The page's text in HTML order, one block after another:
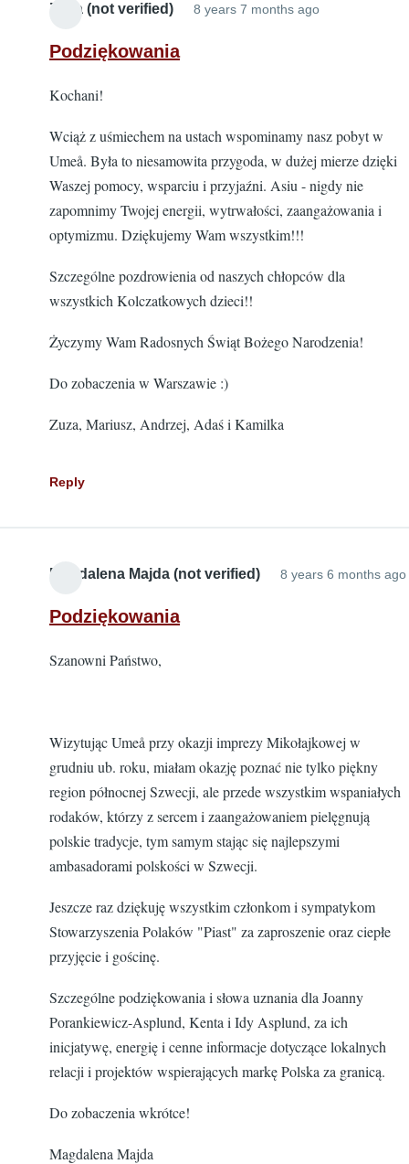
Zuza (not verified) 8 years 7 months ago
Podziękowania
Kochani!
Wciąż z uśmiechem na ustach wspominamy nasz pobyt w
Umeå. Była to niesamowita przygoda, w dużej mierze dzięki
Waszej pomocy, wsparciu i przyjaźni. Asiu - nigdy nie
zapomnimy Twojej energii, wytrwałości, zaangażowania i
optymizmu. Dziękujemy Wam wszystkim!!!
Szczególne pozdrowienia od naszych chłopców dla
wszystkich Kolczatkowych dzieci!!
Życzymy Wam Radosnych Świąt Bożego Narodzenia!
Do zobaczenia w Warszawie :)
Zuza, Mariusz, Andrzej, Adaś i Kamilka
Reply
Magdalena Majda (not verified) 8 years 6 months ago
Podziękowania
Szanowni Państwo,
Wizytując Umeå przy okazji imprezy Mikołajkowej w
grudniu ub. roku, miałam okazję poznać nie tylko piękny
region północnej Szwecji, ale przede wszystkim wspaniałych
rodaków, którzy z sercem i zaangażowaniem pielęgnują
polskie tradycje, tym samym stając się najlepszymi
ambasadorami polskości w Szwecji.
Jeszcze raz dziękuję wszystkim członkom i sympatykom
Stowarzyszenia Polaków "Piast" za zaproszenie oraz ciepłe
przyjęcie i gościnę.
Szczególne podziękowania i słowa uznania dla Joanny
Porankiewicz-Asplund, Kenta i Idy Asplund, za ich
inicjatywę, energię i cenne informacje dotyczące lokalnych
relacji i projektów wspierających markę Polska za granicą.
Do zobaczenia wkrótce!
Magdalena Majda